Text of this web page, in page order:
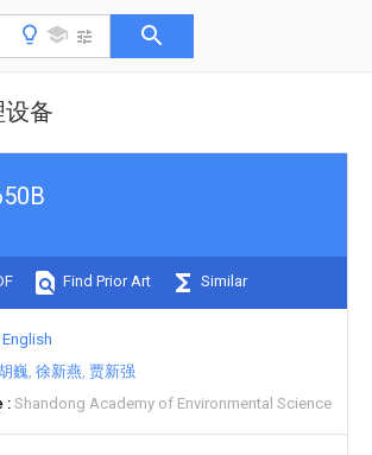
备
Find Prior Art Similar
English
巍 徐新燕 贾新强
Shandong Academy of Environmental Science